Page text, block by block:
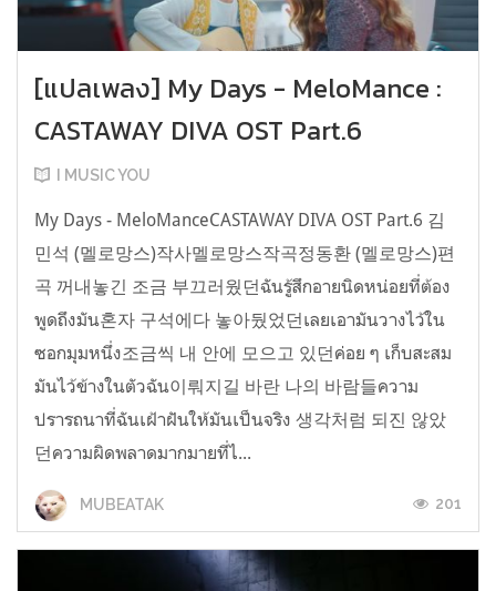
[แปลเพลง] My Days - MeloMance :
CASTAWAY DIVA OST Part.6
I MUSIC YOU
My Days - MeloManceCASTAWAY DIVA OST Part.6 김
민석 (멜로망스)작사멜로망스작곡정동환 (멜로망스)편
곡 꺼내놓긴 조금 부끄러웠던ฉันรู้สึกอายนิดหน่อยที่ต้อง
พูดถึงมัน혼자 구석에다 놓아뒀었던เลยเอามันวางไว้ใน
ซอกมุมหนึ่ง조금씩 내 안에 모으고 있던ค่อย ๆ เก็บสะสม
มันไว้ข้างในตัวฉัน이뤄지길 바란 나의 바람들ความ
ปรารถนาที่ฉันเฝ้าฝันให้มันเป็นจริง 생각처럼 되진 않았
던ความผิดพลาดมากมายที่ไ...
MUBEATAK 201